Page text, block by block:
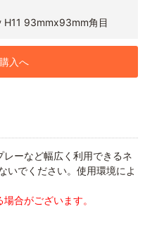
H11 93mmx93mm角目
入へ
ーなど幅広く利用できるネ
いでください。使用環境によ
合がございます。